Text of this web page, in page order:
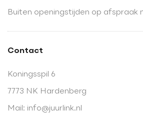
Buiten openingstijden op afspraak
Contact
Koningsspil 6
7773 NK Hardenberg
Mail: info@juurlink.nl